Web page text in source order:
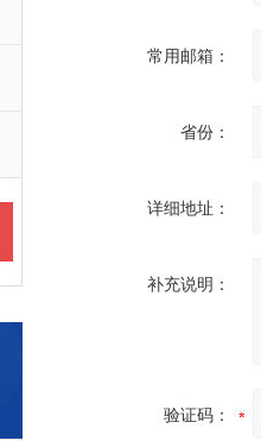
常用邮箱：
省份：
详细地址：
补充说明：
验证码：